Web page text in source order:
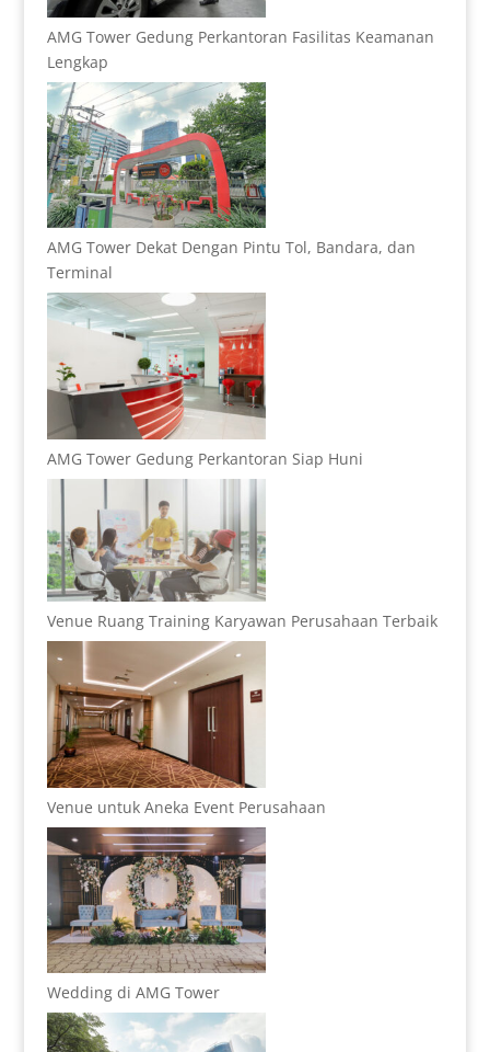
AMG Tower Gedung Perkantoran Fasilitas Keamanan
Lengkap
AMG Tower Dekat Dengan Pintu Tol, Bandara, dan
Terminal
AMG Tower Gedung Perkantoran Siap Huni
Venue Ruang Training Karyawan Perusahaan Terbaik
Venue untuk Aneka Event Perusahaan
Wedding di AMG Tower